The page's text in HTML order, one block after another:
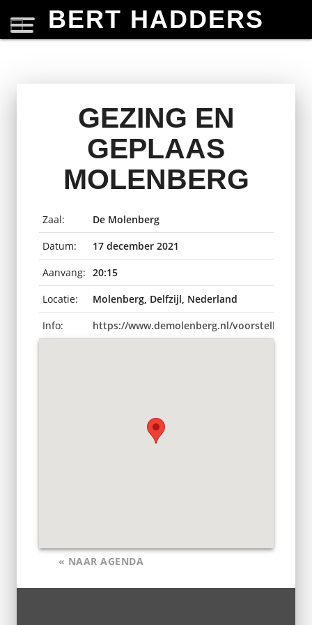
BERT HADDERS
GEZING EN
GEPLAAS
MOLENBERG
Zaal:
De Molenberg
Datum:
17 december 2021
Aanvang: 20:15
Locatie:
Molenberg, Delfzijl, Nederland
Info:
https://www.demolenberg.nl/voorstellingen/
« NAAR AGENDA